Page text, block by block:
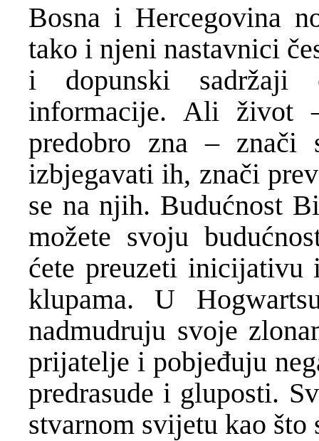
Bosna i Hercegovina
tako i njeni nastavnici č
i dopunski sadržaji
informacije. Ali život
predobro zna – znači
izbjegavati ih, znači
se na njih. Budućnost
možete svoju buduć
ćete preuzeti
klupama. U
nadmudruju svoje
prijatelje i pobjeđuju
predrasude i gluposti.
stvarnom svijetu kao